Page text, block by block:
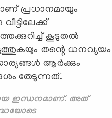
പ്രധാനമായും
കൂടുതൽ
തന്റെ ധനവ്യയം
ആർക്കും
തേടുന്നത്.
ഇന്ധനമാണ്. അത്